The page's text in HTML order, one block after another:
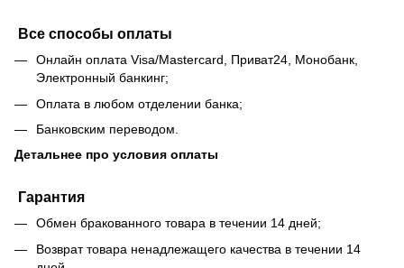
Все способы оплаты
Онлайн оплата Visa/Mastercard, Приват24, Монобанк,
Электронный банкинг;
Оплата в любом отделении банка;
Банковским переводом.
Детальнее про условия оплаты
Гарантия
Обмен бракованного товара в течении 14 дней;
Возврат товара ненадлежащего качества в течении 14